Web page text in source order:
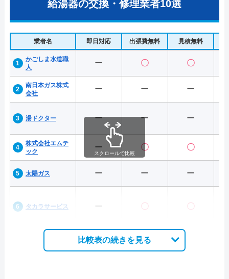
給湯器の交換・修理業者10選
業者名 即日対応 出張費無料 見積無料
かごしま水道職
人
ー 〇 〇
南日本ガス株式
会社
ー ー ー
湯ドクター ー ー ー
株式会社エムテ
ック
ー 〇 〇
太陽ガス ー ー ー
タカラサービス ー 〇 〇
スクロールで比較
比較表の続きを見る